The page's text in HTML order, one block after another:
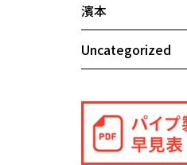
濱本
Uncategorized